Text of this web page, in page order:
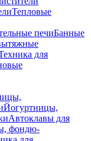
Тепловые
печиБанные
для
Йогуртницы,
Автоклавы для
фондю-